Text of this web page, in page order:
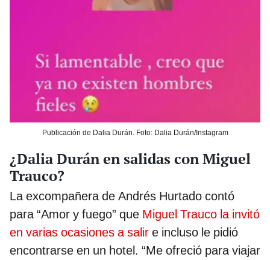
Publicación de Dalia Durán. Foto: Dalia Durán/Instagram
¿Dalia Durán en salidas con Miguel
Trauco?
La excompañera de Andrés Hurtado contó
para “Amor y fuego” que Miguel Trauco la invitó
en varias ocasiones a salir e incluso le pidió
encontrarse en un hotel. “Me ofreció para viajar